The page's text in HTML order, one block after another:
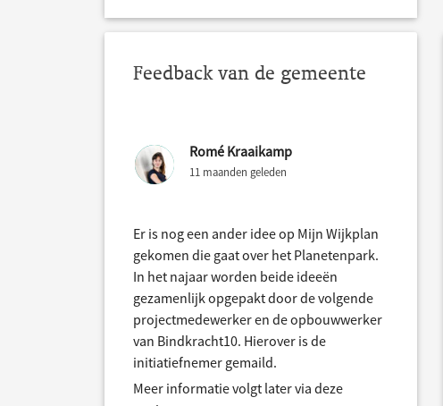
Feedback van de gemeente
Romé Kraaikamp
11 maanden geleden
Er is nog een ander idee op Mijn Wijkplan
gekomen die gaat over het Planetenpark.
In het najaar worden beide ideeën
gezamenlijk opgepakt door de volgende
projectmedewerker en de opbouwwerker
van Bindkracht10. Hierover is de
initiatiefnemer gemaild.
Meer informatie volgt later via deze